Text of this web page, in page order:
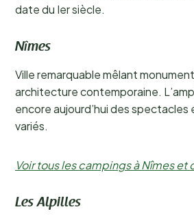
date du Ier siècle.
Nîmes
Ville remarquable mêlant
architecture contemporaine.
encore aujourd’hui des
variés.
Voir tous les campings à Nîmes et
Les Alpilles